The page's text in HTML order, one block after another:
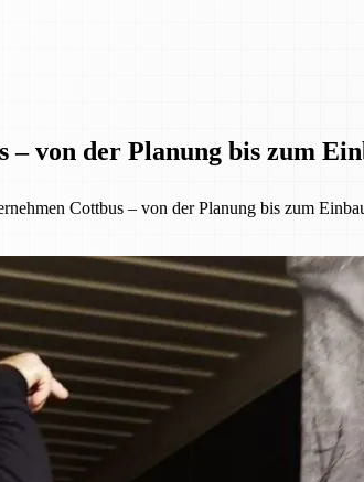
von der Planung bis zum
Cottbus – von der Planung bis zum